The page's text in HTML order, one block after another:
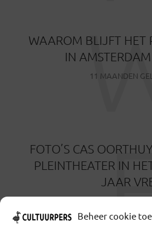
Beheer cookie
WAAROM BLIJFT HET
IN
11 MAANDEN
FOTO’S CAS
PLEINTHEATER IN
JAAR